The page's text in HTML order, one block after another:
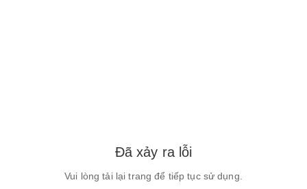
Đã xảy ra lỗi
Vui lòng tải lại trang để tiếp tục sử dụng.